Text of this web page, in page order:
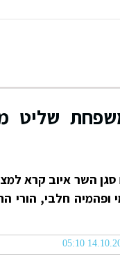
שליט
השר איוב קרא
ופהמיה חלבי, הורי